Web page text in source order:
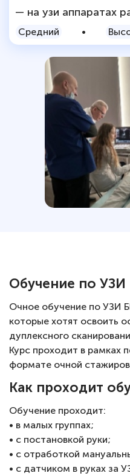
— на узи аппаратах
Средний •
Обучение по
Очное обучение по УЗИ
которые хотят освоить
дуплексного
Курс проходит в рамках
формате очной
Как проходит
Обучение проходит:
• в малых группах;
• с постановкой руки;
• с отработкой
• с датчиком в руках за